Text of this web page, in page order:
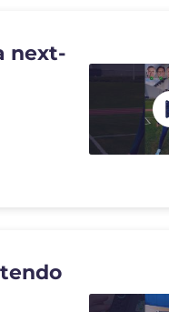
next-